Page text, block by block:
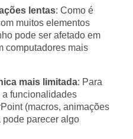
lentas: Como é
muitos elementos
pode ser afetado em
computadores mais
mais limitada: Para
funcionalidades
(macros, animações
parecer algo